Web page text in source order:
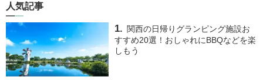
人気記事
関西の日帰りグランピング施設お
すすめ20選！おしゃれにBBQなどを楽
しもう